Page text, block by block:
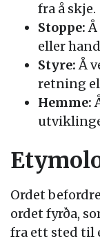
fra å skje.
Stoppe:Å
eller
Styre:Å
retning
Hemme:
Ordet
ordet fyrða,
fra ett sted til